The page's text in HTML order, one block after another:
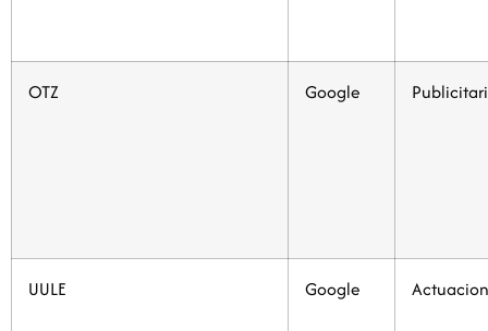
OTZ Google
UULE Google